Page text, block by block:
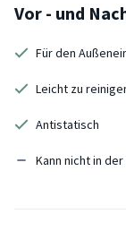
Vor - und
Für den
Leicht zu
Antistatisch
Kann nicht in